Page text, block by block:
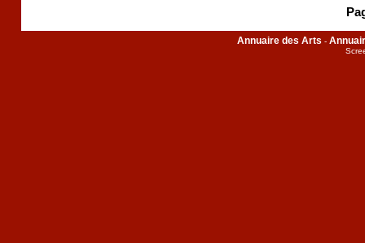
Annuaire des Arts -